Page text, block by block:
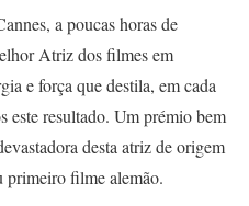
a poucas horas de
Atriz dos filmes em
e força que destila, em cada
este resultado. Um prémio bem
desta atriz de origem
primeiro filme alemão.